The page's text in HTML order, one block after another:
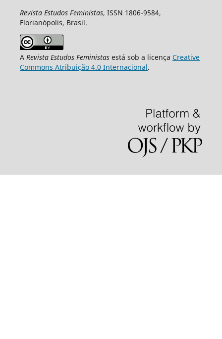
Revista Estudos Feministas, ISSN 1806-9584,
Florianópolis, Brasil.
A Revista Estudos Feministasestá sob a licença Creative
Commons Atribuição 4.0 Internacional.